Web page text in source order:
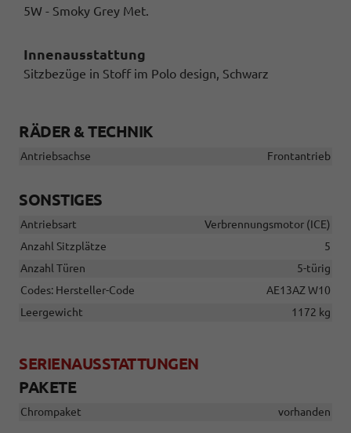
5W - Smoky Grey Met.
Innenausstattung
Sitzbezüge in Stoff im Polo design, Schwarz
RÄDER & TECHNIK
Antriebsachse Frontantrieb
SONSTIGES
Antriebsart
Verbrennungsmotor (ICE)
Anzahl Sitzplätze
5
Anzahl Türen
5-türig
Codes: Hersteller-Code
AE13AZ W10
Leergewicht
1172 kg
SERIENAUSSTATTUNGEN
PAKETE
Chrompaket vorhanden